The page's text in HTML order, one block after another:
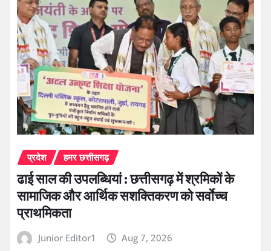
प्रदेश हमर छत्तीसगढ़
ढाई साल की उपलब्धियां : छत्तीसगढ़ में श्रमिकों के
सामाजिक और आर्थिक सशक्तिकरण को सर्वाेच्च
प्राथमिकता
Junior Editor1 Aug 7, 2026